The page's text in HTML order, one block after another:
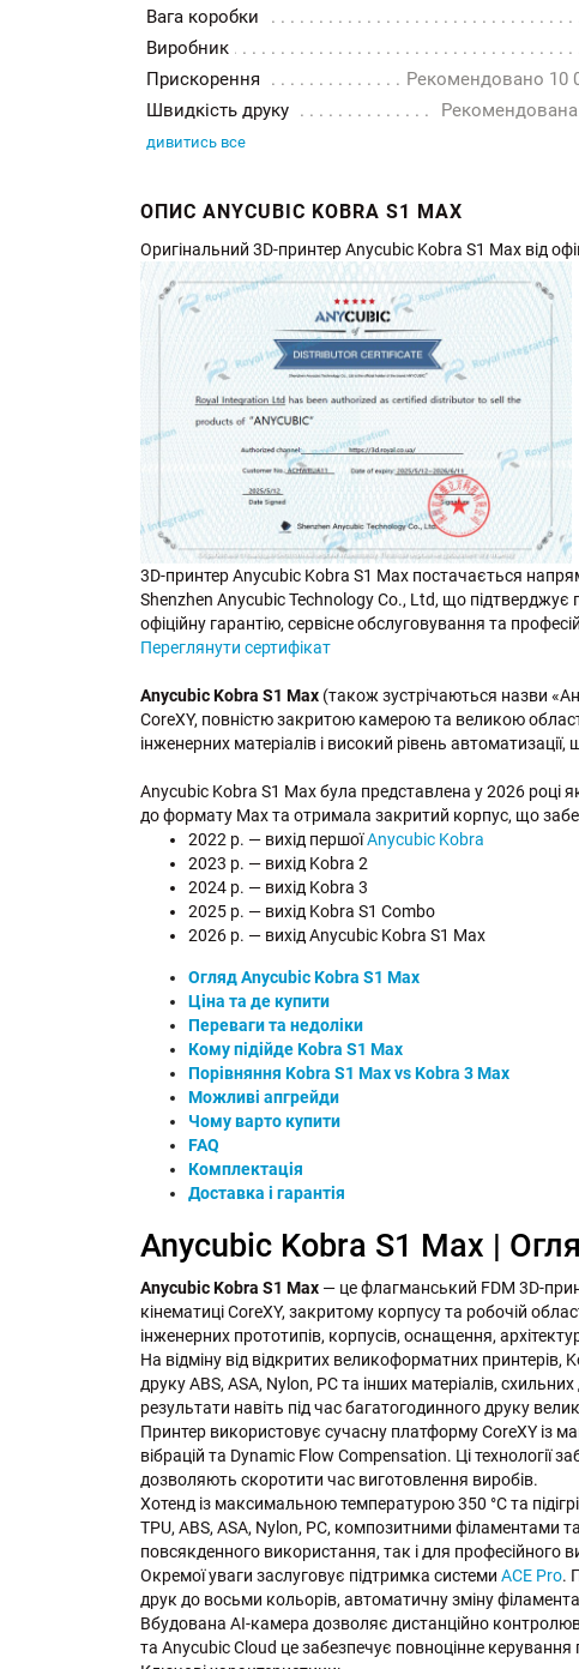
Вага коробки
Виробник
Прискорення
Рекомендовано 10
Швидкість друку
дивитись все
ОПИС ANYCUBIC KOBRA S1 MAX
Оригінальний 3D-принтер Anycubic Kobra S1 Max від
3D-принтер Anycubic Kobra S1 Max постачається
Shenzhen Anycubic Technology Co., Ltd, що
офіційну гарантію, сервісне обслуговування та
Переглянути сертифікат
Anycubic Kobra S1 Max (також зустрічаються назви
CoreXY, повністю закритою камерою та великою
інженерних матеріалів і високий рівень
Anycubic Kobra S1 Max була представлена у 2026 році
до формату Max та отримала закритий корпус, що
2022 р. — вихід першоїAnycubic Kobra
2023 р. — вихід Kobra 2
2024 р. — вихід Kobra 3
2025 р. — вихід Kobra S1 Combo
2026 р. — вихід Anycubic Kobra S1 Max
Огляд Anycubic Kobra S1 Max
Ціна та де купити
Переваги та недоліки
Кому підійде Kobra S1 Max
Порівняння Kobra S1 Max vs Kobra 3 Max
Можливі апгрейди
Чому варто купити
FAQ
Комплектація
Доставка і гарантія
Anycubic Kobra S1 Max |
Anycubic Kobra S1 Max — це флагманський FDM 3D-
кінематиці CoreXY, закритому корпусу та робочій
інженерних прототипів, корпусів, оснащення,
На відміну від відкритих великоформатних
друку ABS, ASA, Nylon, PC та інших матеріалів,
результати навіть під час багатогодинного друку
Принтер використовує сучасну платформу CoreXY
вібрацій та Dynamic Flow Compensation. Ці технології
дозволяють скоротити час виготовлення виробів.
Хотенд із максимальною температурою 350 °C та
TPU, ABS, ASA, Nylon, PC, композитними філаментами
повсякденного використання, так і для професійного
Окремої уваги заслуговує підтримка системи ACE Pro.
друк до восьми кольорів, автоматичну зміну
Вбудована AI-камера дозволяє дистанційно
та Anycubic Cloud це забезпечує повноцінне керування